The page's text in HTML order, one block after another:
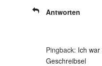
Antworten
Pingback: Ich
Geschreibsel